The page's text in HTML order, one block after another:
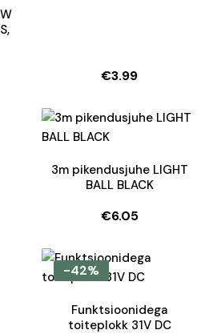
€3.99
3m pikendusjuhe LIGHT
BALL BLACK
€6.05
-42%
Funktsioonidega
toiteplokk 31V DC